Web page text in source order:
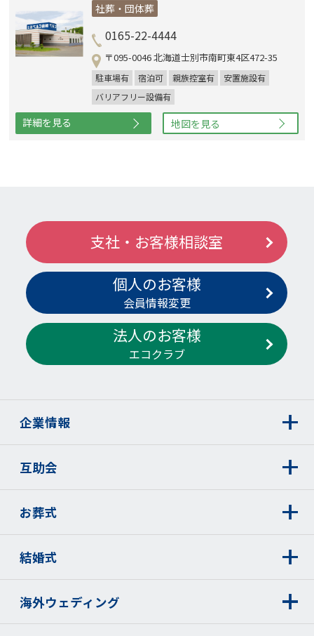
社葬・団体葬
0165-22-4444
〒095-0046 北海道士別市南町東4区472-35
駐車場有 宿泊可 親族控室有
安置施設有
バリアフリー設備有
詳細を見る 地図を見る
支社・お客様相談室
個人のお客様
会員情報変更
法人のお客様
エコクラブ
企業情報
互助会
お葬式
結婚式
海外ウェディング